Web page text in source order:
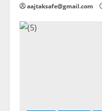
aajtaksafe@gmail.com